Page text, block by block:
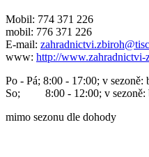
Mobil: 774 371 226
mobil: 776 371 226
E-mail:
www: http://www.zahradnictvi-
Po - Pá; 8:00 - 17:00; v sezoně:
So; 8:00 - 12:00; v sezoně:
mimo sezonu dle dohody